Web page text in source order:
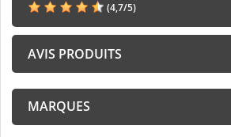
(4,7/5)
AVIS PRODUITS
MARQUES